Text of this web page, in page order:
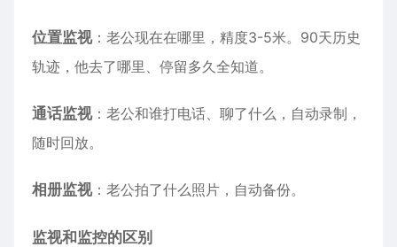
位置监视：老公现在在哪里，精度3-5米。90天历史
轨迹，他去了哪里、停留多久全知道。
通话监视：老公和谁打电话、聊了什么，自动录制，
随时回放。
相册监视：老公拍了什么照片，自动备份。
监视和监控的区别